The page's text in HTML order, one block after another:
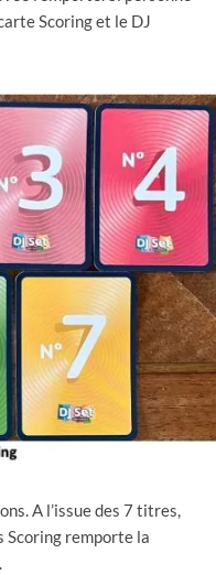
Scoring et le DJ
A l’issue des 7 titres,
Scoring remporte la